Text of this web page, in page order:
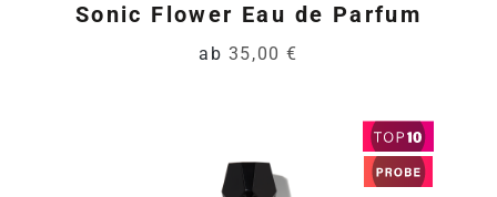
Sonic Flower Eau de Parfum
ab 35,00 €